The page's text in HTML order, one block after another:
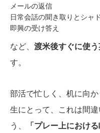
メールの返信
日常会話の聞き取りとシャ
即興の受け答え
など、 渡米後すぐに使
す。
部活で忙しく、机に向
生にとって、これは間違
う、
「プレー上におけ